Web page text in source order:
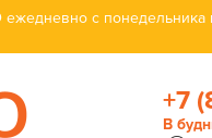
ежедневно с понедельника
+7
В